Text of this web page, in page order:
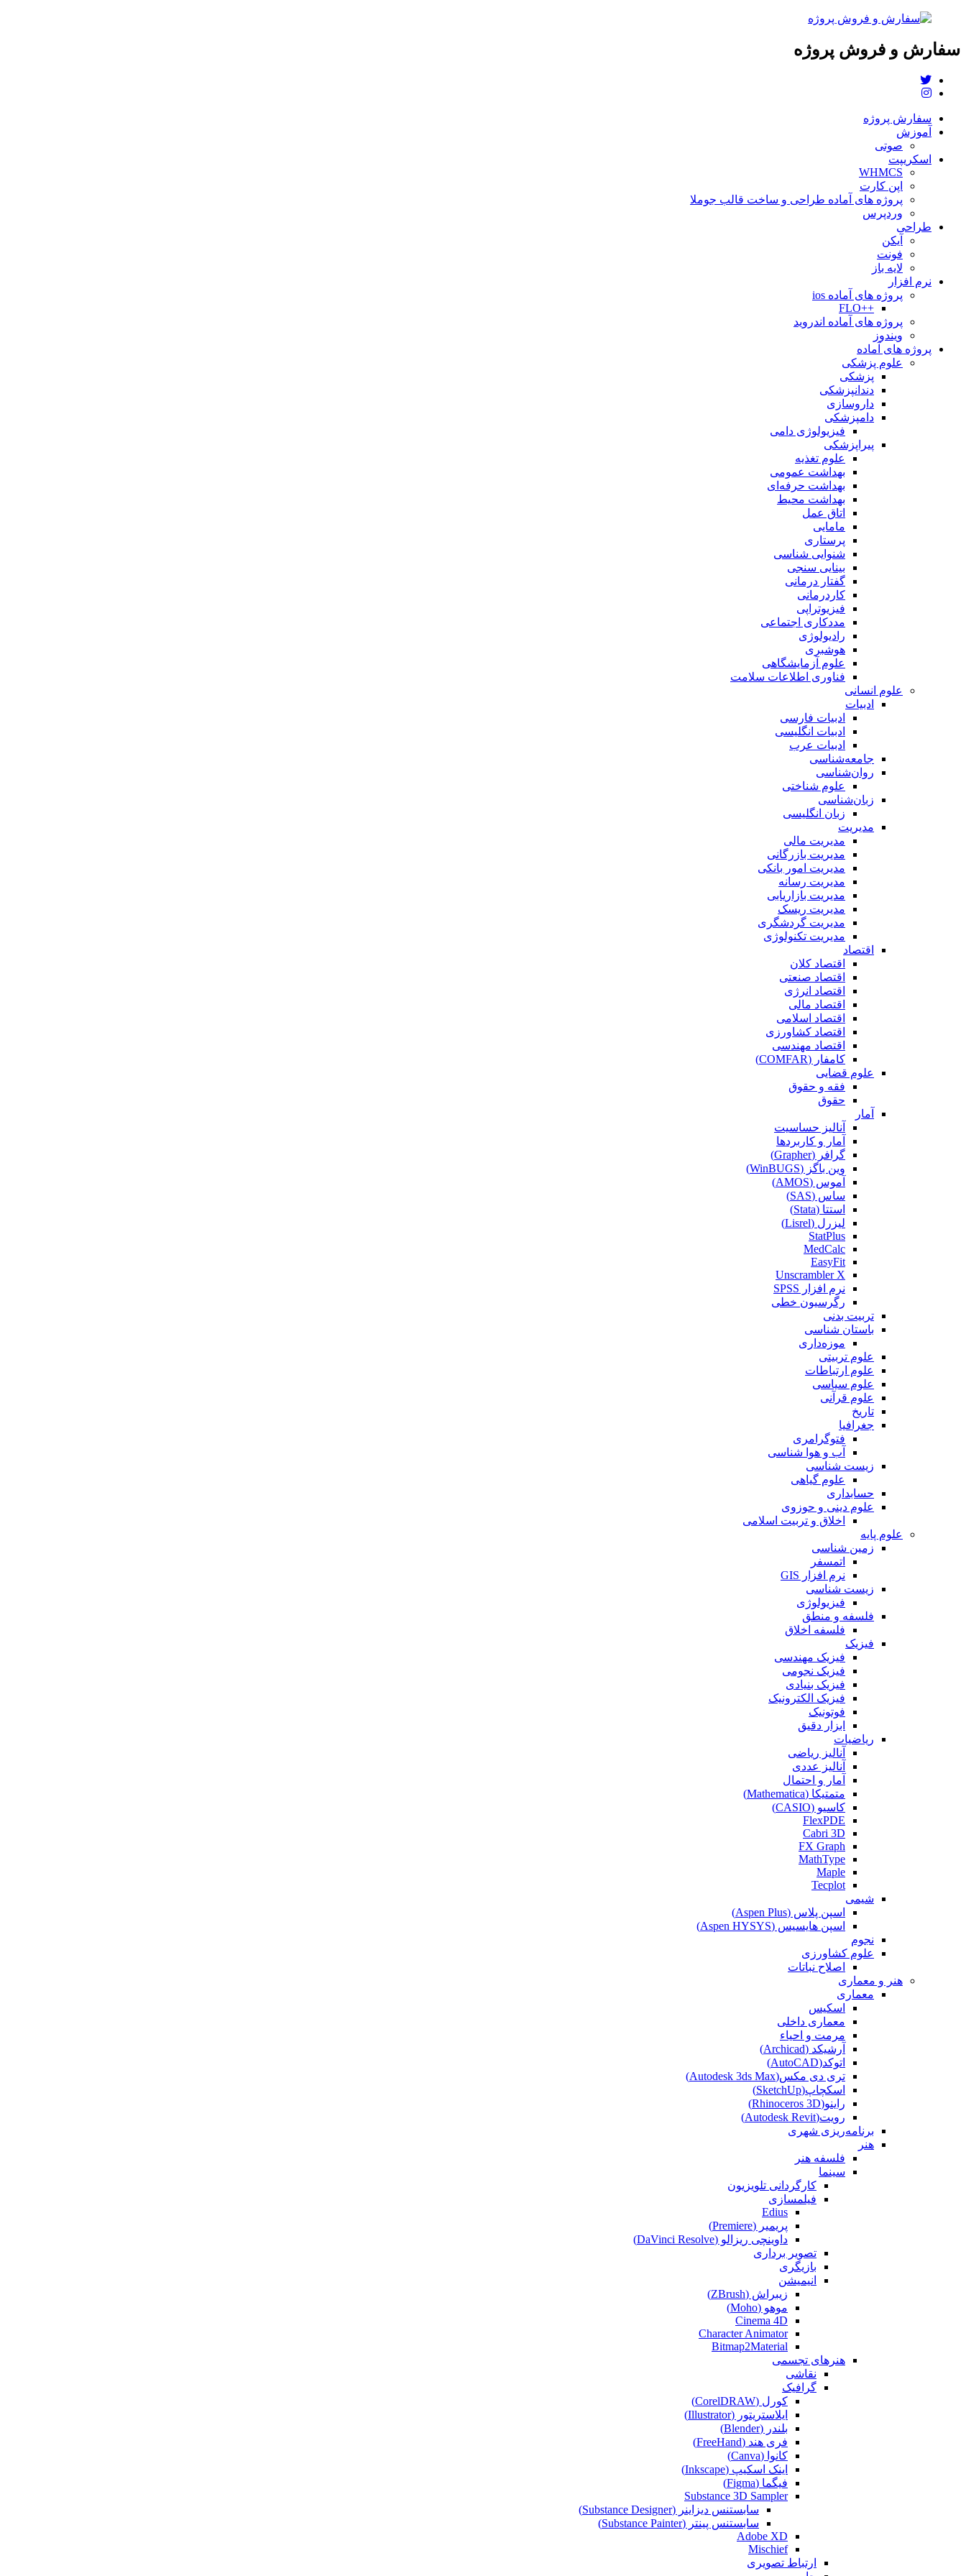
سفارش و فروش پروژه
سفارش پروژه
آموزش
صوتی
اسکریپت
WHMCS
اپن کارت
پروژه های آماده طراحی و ساخت قالب جوملا
وردپرس
طراحی
آیکن
فونت
لایه باز
نرم افزار
پروژه های آماده ios
++FLO
پروژه های آماده اندروید
ویندوز
پروژه های آماده
علوم پزشکی
پزشکی
دندانپزشکی
داروسازی
دامپزشکی
فیزیولوژی دامی
پیراپزشکی
علوم تغذیه
بهداشت عمومی
بهداشت حرفه‌ای
بهداشت محیط
اتاق عمل
مامایی
پرستاری
شنوایی شناسی
بینایی سنجی
گفتار درمانی
کاردرمانی
فیزیوتراپی
مددکاری اجتماعی
رادیولوژی
هوشبری
علوم آزمایشگاهی
فناوری اطلاعات سلامت
علوم انسانی
ادبیات
ادبیات فارسی
ادبیات انگلیسی
ادبیات عرب
جامعه‌شناسی
روان‌شناسی
علوم شناختی
زبان‌شناسی
زبان انگلیسی
مدیریت
مدیریت مالی
مدیریت بازرگانی
مدیریت امور بانکی
مدیریت رسانه
مدیریت بازاریابی
مدیریت ریسک
مدیریت گردشگری
مدیریت تکنولوژی
اقتصاد
اقتصاد کلان
اقتصاد صنعتی
اقتصاد انرژی
اقتصاد مالی
اقتصاد اسلامی
اقتصاد کشاورزی
اقتصاد مهندسی
کامفار (COMFAR)
علوم قضایی
فقه و حقوق
حقوق
آمار
آنالیز حساسیت
آمار و کاربردها
گرافر (Grapher)
وین باگز (WinBUGS)
آموس (AMOS)
ساس (SAS)
استتا (Stata)
لیزرل (Lisrel)
StatPlus
MedCalc
EasyFit
Unscrambler X
نرم افزار SPSS
رگرسیون خطی
تربیت بدنی
باستان شناسی
موزه‌داری
علوم تربیتی
علوم ارتباطات
علوم سیاسی
علوم قرآنی
تاریخ
جغرافیا
فتوگرامری
آب و هوا شناسی
زیست شناسی
علوم گیاهی
حسابداری
علوم دینی و حوزوی
اخلاق و تربیت اسلامی
علوم پایه
زمین شناسی
اتمسفر
نرم افزار GIS
زیست شناسی
فیزیولوژی
فلسفه و منطق
فلسفه اخلاق
فیزیک
فیزیک مهندسی
فیزیک نجومی
فیزیک بنیادی
فیزیک الکترونیک
فوتونیک
ابزار دقیق
ریاضیات
آنالیز ریاضی
آنالیز عددی
آمار و احتمال
متمتیکا (Mathematica)
کاسیو (CASIO)
FlexPDE
Cabri 3D
FX Graph
MathType
Maple
Tecplot
شیمی
اسپن پلاس (Aspen Plus)
اسپن هایسیس (Aspen HYSYS)
نجوم
علوم کشاورزی
اصلاح نباتات
هنر و معماری
معماری
اسکیس
معماری داخلی
مرمت و احیاء
آرشیکد (Archicad)
اتوکد(AutoCAD)
تری دی مکس(Autodesk 3ds Max)
اسکچاپ(SketchUp)
راینو(Rhinoceros 3D)
رویت(Autodesk Revit)
برنامه‌ریزی شهری
هنر
فلسفه هنر
سینما
کارگردانی تلویزیون
فیلمسازی
Edius
پریمیر (Premiere)
داوینچی ریزالو (DaVinci Resolve)
تصویر برداری
بازیگری
انیمیشن
زیبراش (ZBrush)
موهو (Moho)
Cinema 4D
Character Animator
Bitmap2Material
هنرهای تجسمی
نقاشی‌
گرافیک
کورل (CorelDRAW)
ایلاستریتور (Illustrator)
بلندر (Blender)
فری هند (FreeHand)
کانوا (Canva)
اینک اسکیپ (Inkscape)
فیگما (Figma‎)
Substance 3D Sampler
سابستنس دیزاینر (Substance Designer)
سابستنس پینتر (Substance Painter)
Adobe XD
Mischief
ارتباط تصویری